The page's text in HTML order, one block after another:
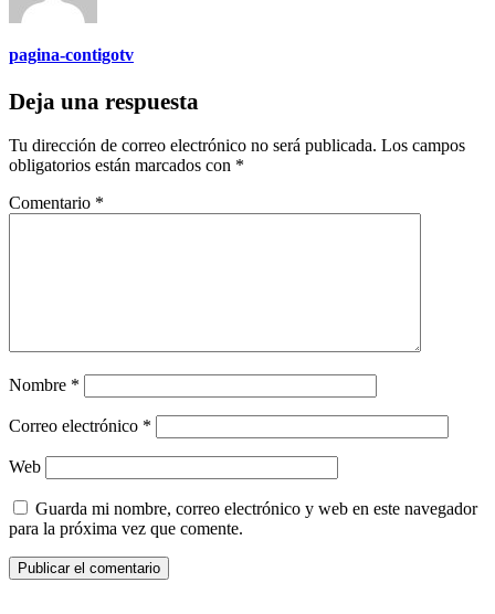
pagina-contigotv
Deja una respuesta
Tu dirección de correo electrónico no será publicada. Los campos
obligatorios están marcados con *
Comentario *
Nombre *
Correo electrónico *
Web
Guarda mi nombre, correo electrónico y web en este navegador
para la próxima vez que comente.